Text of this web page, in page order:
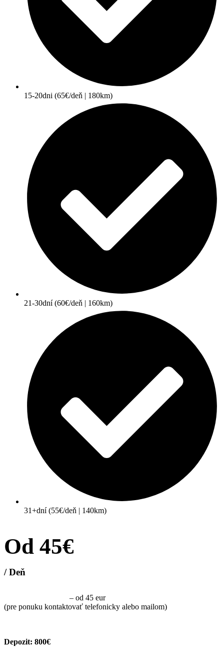
15-20dni (65€/deň | 180km)
21-30dní (60€/deň | 160km)
31+dní (55€/deň | 140km)
Od 45€
/ Deň
– od 45 eur
(pre ponuku kontaktovať telefonicky alebo mailom)
Depozit: 800€